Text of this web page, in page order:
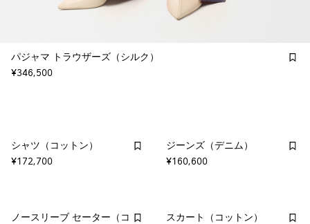
パジャマ トラウザーズ（シルク）
¥346,500
シャツ（コットン）
¥172,700
ジーンズ（デニム）
¥160,600
ノースリーブ セーター（コ
スカート（コットン）